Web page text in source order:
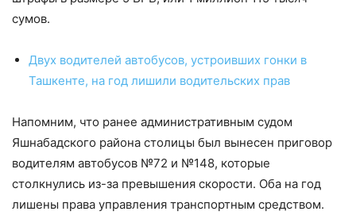
сумов.
Двух водителей автобусов, устроивших гонки в
Ташкенте, на год лишили водительских прав
Напомним, что ранее административным судом
Яшнабадского района столицы был вынесен приговор
водителям автобусов №72 и №148, которые
столкнулись из-за превышения скорости. Оба на год
лишены права управления транспортным средством.